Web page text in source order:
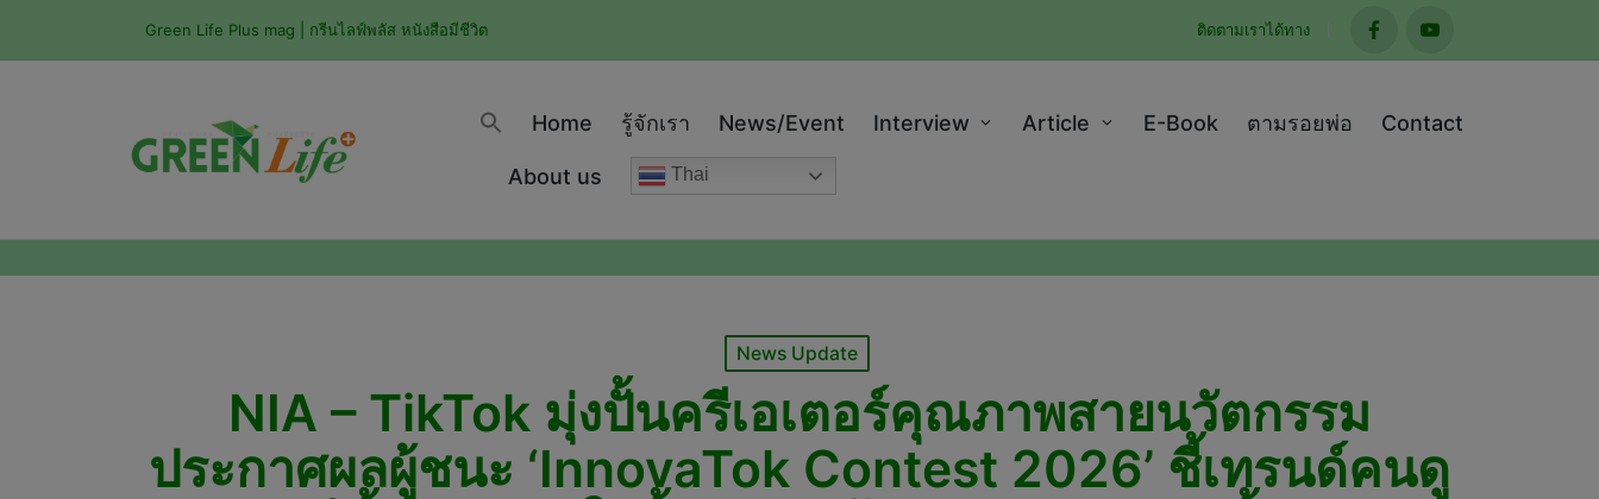
Green Life Plus mag | กรีนไลฟ์พลัส หนังสือมีชีวิต ติดตามเราได้ทาง
facebookyoutube
Home รู้จักเรา News/Event Interview Article E-Book ตามรอยพ่อ Contact
About us Thai
Posted
in
News Update
NIA – TikTok มุ่งปั้นครีเอเตอร์คุณภาพสายนวัตกรรม
ประกาศผลผู้ชนะ ‘InnovaTok Contest 2026’ ชี้เทรนด์คนดู